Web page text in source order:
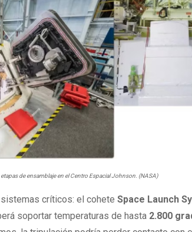
de ensamblaje en el Centro Espacial Johnson. (NASA)
sistemas críticos: el coheteSpace Launch
soportar temperaturas de hasta 2.800